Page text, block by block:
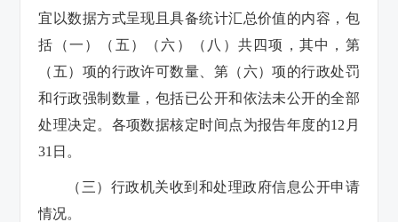
宜以数据方式呈现且具备统计汇总价值的内容，包
括（一）（五）（六）（八）共四项，其中，第
（五）项的行政许可数量、第（六）项的行政处罚
和行政强制数量，包括已公开和依法未公开的全部
处理决定。各项数据核定时间点为报告年度的12月
31日。
（三）行政机关收到和处理政府信息公开申请
情况。